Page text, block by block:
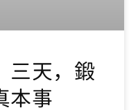
三天，鍛
本事